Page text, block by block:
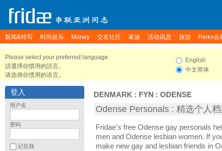
新闻&特写 时尚娱乐 Money 交友社区 家族 活动讯息 旅游 Perks会
Please select your preferred language.
請選擇你慣用的語言。
请选择你惯用的语言。
English
中文简体
登入
用户名
密码
记住我
DENMARK : FYN : ODENSE
Odense Personals : 精选个人
Fridae's free Odense gay personals
men and Odense lesbian women. If
make new gay and lesbian friends in